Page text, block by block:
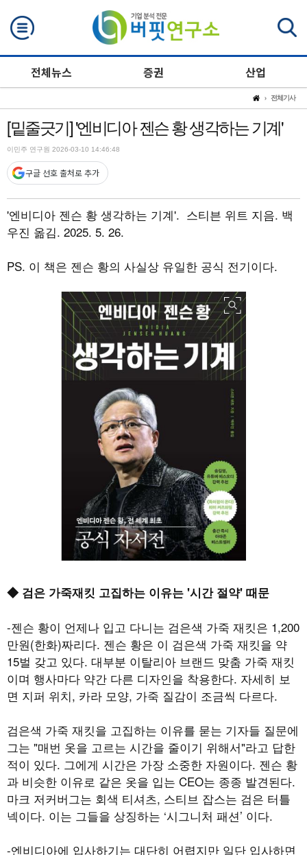
전체뉴스 증권 산업
전체기사
[밑줄긋기] '엔비디아 젠슨 황 생각하는 기계'
이민주 연구원 2026-03-10 14:46:48
구글 선호 출처로 추가
'엔비디아 젠슨 황 생각하는 기계'. 스티븐 위트 지음. 백
우진 옮김. 2025. 5. 26.
PS. 이 책은 젠슨 황의 사실상 유일한 공식 전기이다.
◆ 검은 가죽재킷 고집하는 이유는 '시간 절약' 때문
-젠슨 황이 언제나 입고 다니는 검은색 가죽 재킷은 1,200
만원(한화)짜리다. 젠슨 황은 이 검은색 가죽 재킷을 약
15벌 갖고 있다. 대부분 이탈리아 브랜드 맞춤 가죽 재킷
이며 행사마다 약간 다른 디자인을 착용한다. 자세히 보
면 지퍼 위치, 카라 모양, 가죽 질감이 조금씩 다르다.
검은색 가죽 재킷을 고집하는 이유를 묻는 기자들 질문에
그는 "매번 옷을 고르는 시간을 줄이기 위해서"라고 답한
적이 있다. 그에게 시간은 가장 소중한 자원이다. 젠슨 황
과 비슷한 이유로 같은 옷을 입는 CEO는 종종 발견된다.
마크 저커버그는 회색 티셔츠, 스티브 잡스는 검은 터틀
넥이다. 이는 그들을 상징하는 ‘시그니처 패션’ 이다.
-엔비디아에 입사하기는 대단히 어렵지만 일단 입사하면
검색